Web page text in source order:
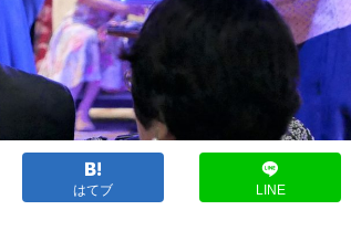
はてブ LINE